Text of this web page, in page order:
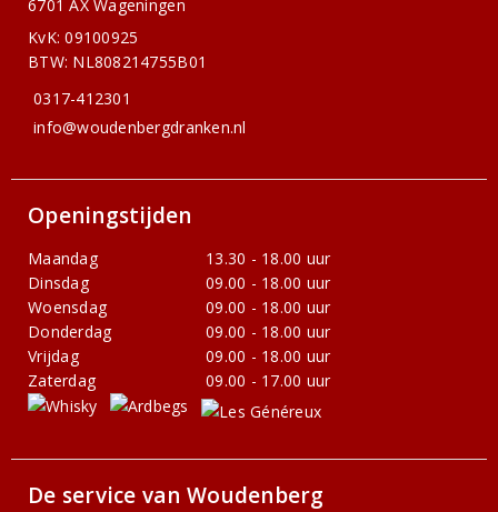
6701 AX Wageningen
KvK: 09100925
BTW: NL808214755B01
0317-412301
info@woudenbergdranken.nl
Openingstijden
Maandag
13.30 - 18.00 uur
Dinsdag
09.00 - 18.00 uur
Woensdag
09.00 - 18.00 uur
Donderdag
09.00 - 18.00 uur
Vrijdag
09.00 - 18.00 uur
Zaterdag
09.00 - 17.00 uur
De service van Woudenberg